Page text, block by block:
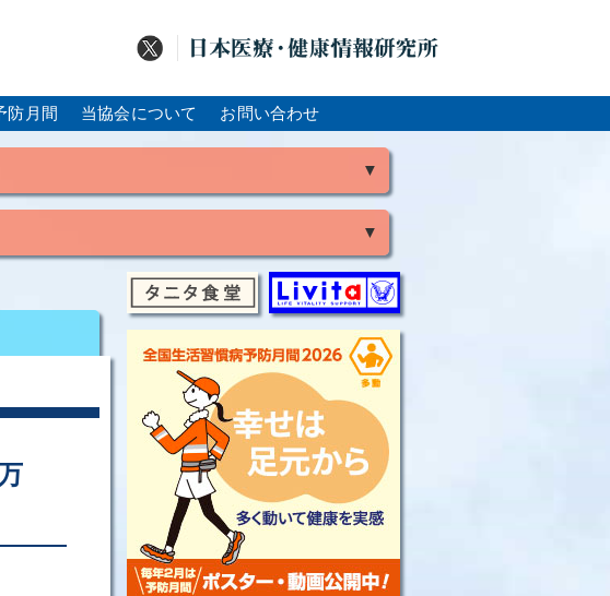
防月間 当協会について お問い合わせ
▼
▼
高尿酸血症／痛風
脳梗塞
脳出血
大腸がん
骨粗鬆症